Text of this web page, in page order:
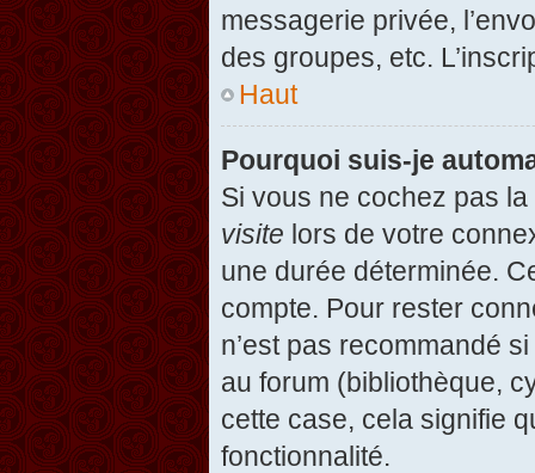
messagerie privée,
des groupes, etc.
Haut
Pourquoi suis-je
Si vous ne cochez pas
visite lors de votre
une durée déterminée.
compte. Pour rester
n’est pas recommandé
au forum (bibliothèque,
cette case, cela signifie
fonctionnalité.